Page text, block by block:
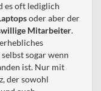
es oft lediglich
oder aber der
Mitarbeiter.
sogar wenn
ist. Nur mit
der sowohl